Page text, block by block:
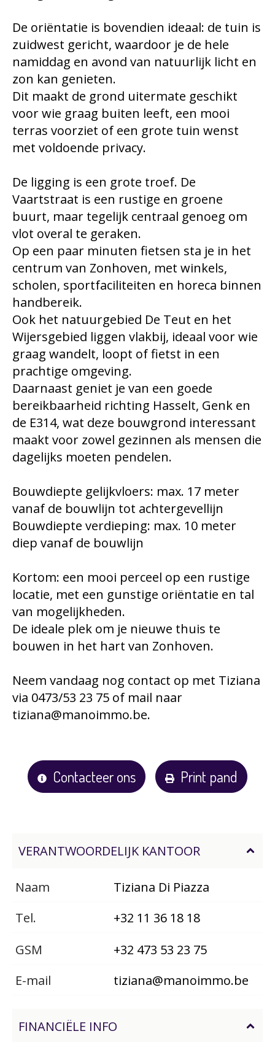
De oriëntatie is bovendien ideaal: de tuin is
zuidwest gericht, waardoor je de hele
namiddag en avond van natuurlijk licht en
zon kan genieten.
Dit maakt de grond uitermate geschikt
voor wie graag buiten leeft, een mooi
terras voorziet of een grote tuin wenst
met voldoende privacy.
De ligging is een grote troef. De
Vaartstraat is een rustige en groene
buurt, maar tegelijk centraal genoeg om
vlot overal te geraken.
Op een paar minuten fietsen sta je in het
centrum van Zonhoven, met winkels,
scholen, sportfaciliteiten en horeca binnen
handbereik.
Ook het natuurgebied De Teut en het
Wijersgebied liggen vlakbij, ideaal voor wie
graag wandelt, loopt of fietst in een
prachtige omgeving.
Daarnaast geniet je van een goede
bereikbaarheid richting Hasselt, Genk en
de E314, wat deze bouwgrond interessant
maakt voor zowel gezinnen als mensen die
dagelijks moeten pendelen.
Bouwdiepte gelijkvloers: max. 17 meter
vanaf de bouwlijn tot achtergevellijn
Bouwdiepte verdieping: max. 10 meter
diep vanaf de bouwlijn
Kortom: een mooi perceel op een rustige
locatie, met een gunstige oriëntatie en tal
van mogelijkheden.
De ideale plek om je nieuwe thuis te
bouwen in het hart van Zonhoven.
Neem vandaag nog contact op met Tiziana
via 0473/53 23 75 of mail naar
tiziana@manoimmo.be.
Contacteer ons Print pand
VERANTWOORDELIJK KANTOOR
Naam
Tiziana Di Piazza
Tel.
+32 11 36 18 18
GSM
+32 473 53 23 75
E-mail
tiziana@manoimmo.be
FINANCIËLE INFO